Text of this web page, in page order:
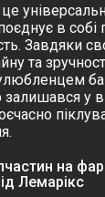
в собі
Завдяки
та
у
на
Лемарікс